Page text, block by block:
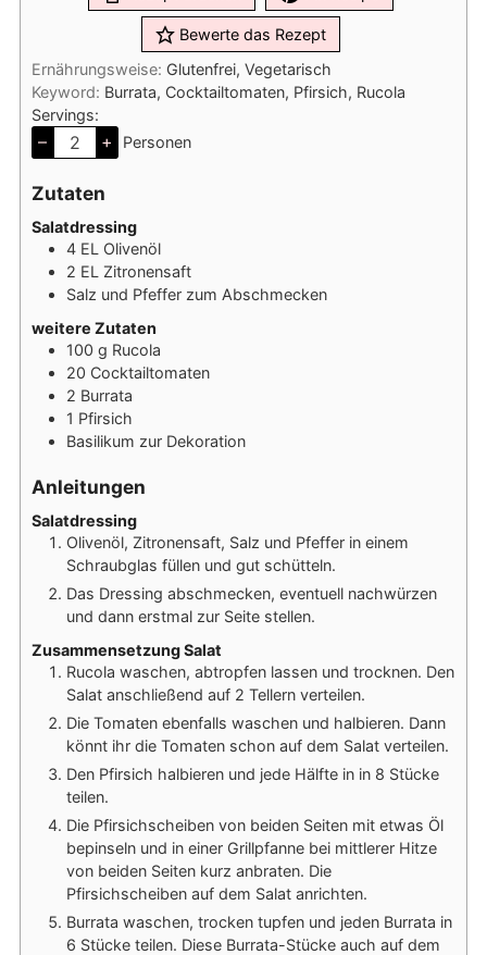
Bewerte das Rezept
Ernährungsweise: Glutenfrei, Vegetarisch
Keyword: Burrata, Cocktailtomaten, Pfirsich, Rucola
Servings:
– + Personen
Zutaten
Salatdressing
4 EL Olivenöl
2 EL Zitronensaft
Salz und Pfeffer zum Abschmecken
weitere Zutaten
100 g Rucola
20 Cocktailtomaten
2 Burrata
1 Pfirsich
Basilikum zur Dekoration
Anleitungen
Salatdressing
Olivenöl, Zitronensaft, Salz und Pfeffer in einem
Schraubglas füllen und gut schütteln.
Das Dressing abschmecken, eventuell nachwürzen
und dann erstmal zur Seite stellen.
Zusammensetzung Salat
Rucola waschen, abtropfen lassen und trocknen. Den
Salat anschließend auf 2 Tellern verteilen.
Die Tomaten ebenfalls waschen und halbieren. Dann
könnt ihr die Tomaten schon auf dem Salat verteilen.
Den Pfirsich halbieren und jede Hälfte in in 8 Stücke
teilen.
Die Pfirsichscheiben von beiden Seiten mit etwas Öl
bepinseln und in einer Grillpfanne bei mittlerer Hitze
von beiden Seiten kurz anbraten. Die
Pfirsichscheiben auf dem Salat anrichten.
Burrata waschen, trocken tupfen und jeden Burrata in
6 Stücke teilen. Diese Burrata-Stücke auch auf dem